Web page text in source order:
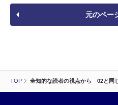
TOP 全知的な読者の視点から 02と同
元のペー